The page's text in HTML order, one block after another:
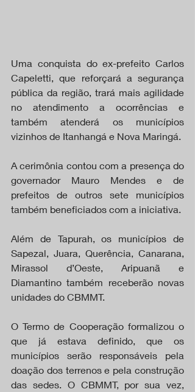
Uma conquista do ex-prefeito Carlos
Capeletti, que reforçará a segurança
pública da região, trará mais agilidade
no atendimento a ocorrências e
também atenderá os municípios
vizinhos de Itanhangá e Nova Maringá.
A cerimônia contou com a presença do
governador Mauro Mendes e de
prefeitos de outros sete municípios
também beneficiados com a iniciativa.
Além de Tapurah, os municípios de
Sapezal, Juara, Querência, Canarana,
Mirassol d’Oeste, Aripuanã e
Diamantino também receberão novas
unidades do CBMMT.
O Termo de Cooperação formalizou o
que já estava definido, que os
municípios serão responsáveis pela
doação dos terrenos e pela construção
das sedes. O CBMMT, por sua vez,